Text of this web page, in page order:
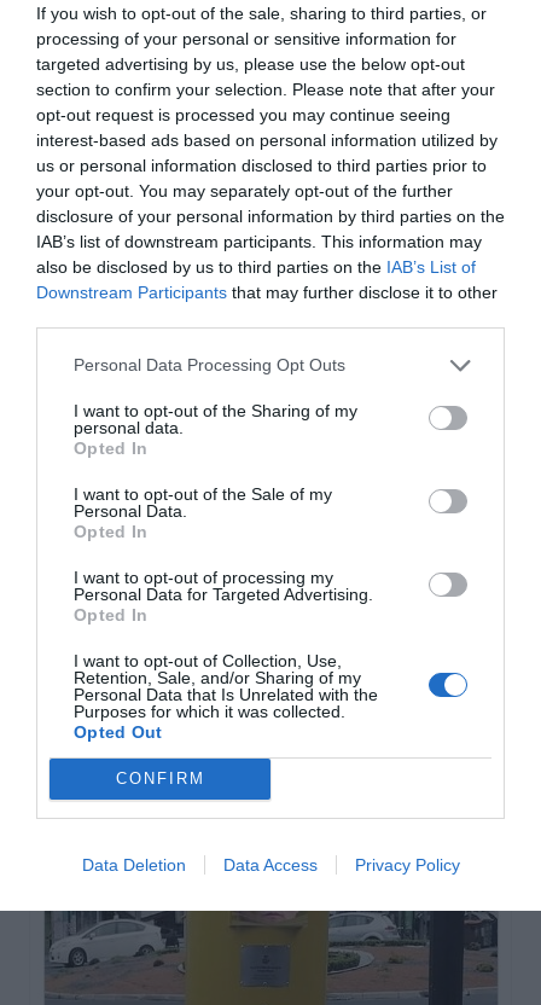
If you wish to opt-out of the sale, sharing to third parties, or
processing of your personal or sensitive information for
targeted advertising by us, please use the below opt-out
section to confirm your selection. Please note that after your
opt-out request is processed you may continue seeing
interest-based ads based on personal information utilized by
us or personal information disclosed to third parties prior to
your opt-out. You may separately opt-out of the further
disclosure of your personal information by third parties on the
IAB’s list of downstream participants. This information may
also be disclosed by us to third parties on the IAB’s List of
Downstream Participants that may further disclose it to other
Personal Data Processing Opt Outs
I want to opt-out of the Sharing of my
personal data.
Opted In
I want to opt-out of the Sale of my
Personal Data.
Opted In
I want to opt-out of processing my
Personal Data for Targeted Advertising.
Opted In
I want to opt-out of Collection, Use,
Retention, Sale, and/or Sharing of my
Personal Data that Is Unrelated with the
Purposes for which it was collected.
Opted Out
CONFIRM
Data Deletion Data Access Privacy Policy